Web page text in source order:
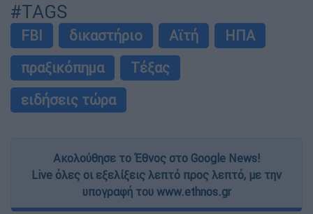
#TAGS
FBI δικαστήριο Αϊτή
ΗΠΑ
πραξικόπημα
Τέξας
ειδήσεις τώρα
Ακολούθησε το Έθνος στο Google News!
Live όλες οι εξελίξεις λεπτό προς λεπτό, με την
υπογραφή του www.ethnos.gr